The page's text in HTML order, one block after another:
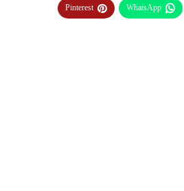
WhatsApp
Pinterest